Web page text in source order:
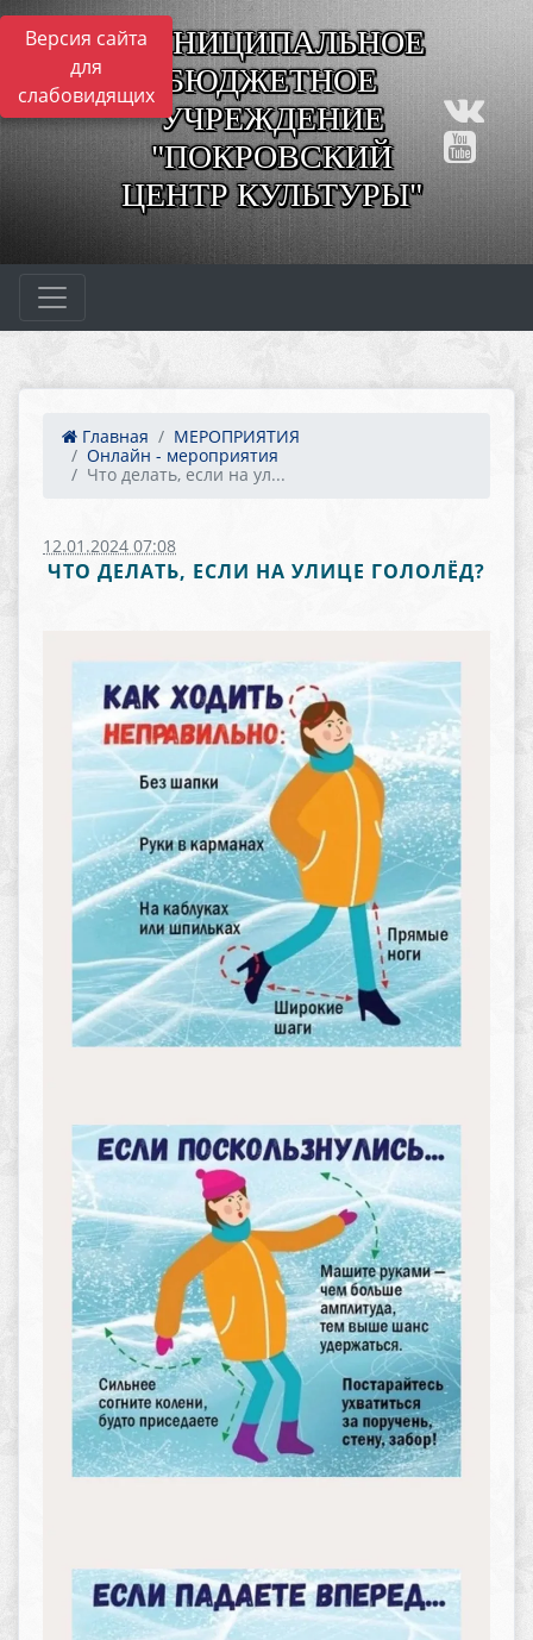
Версия сайта
для
слабовидящих
МУНИЦИПАЛЬНОЕ
БЮДЖЕТНОЕ
УЧРЕЖДЕНИЕ
"ПОКРОВСКИЙ
ЦЕНТР КУЛЬТУРЫ"
Главная
МЕРОПРИЯТИЯ
Онлайн - мероприятия
Что делать, если на ул...
12.01.2024 07:08
ЧТО ДЕЛАТЬ, ЕСЛИ НА УЛИЦЕ ГОЛОЛЁД?